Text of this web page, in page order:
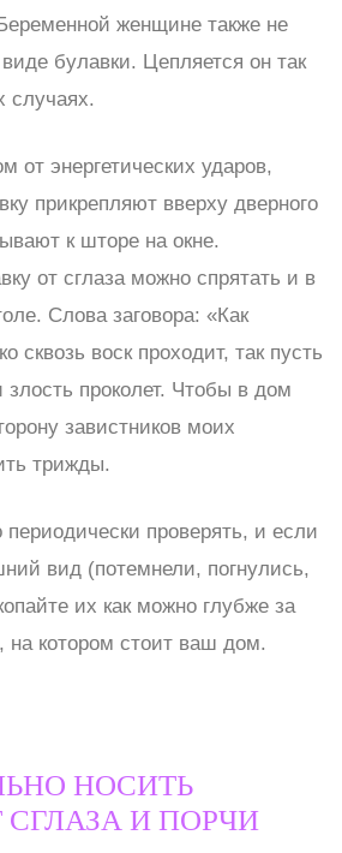
женщине также не
булавки. Цепляется он так
случаях.
от энергетических ударов,
прикрепляют вверху дверного
к шторе на окне.
от сглаза можно спрятать и в
Слова заговора: «Как
сквозь воск проходит, так пусть
злость проколет. Чтобы в дом
завистников моих
трижды.
проверять, и если
вид (потемнели, погнулись,
их как можно глубже за
на котором стоит ваш дом.
НОСИТЬ
СГЛАЗА И ПОРЧИ